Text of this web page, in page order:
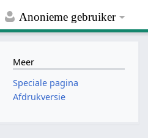
Anonieme gebruiker
Meer
Speciale pagina
Afdrukversie